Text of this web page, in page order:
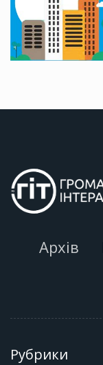
Архів
Рубрики